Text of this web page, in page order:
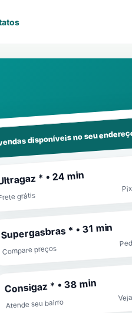
disponíveis no seu
* • 24 min
grátis
Supergasbras * • 31 min
Compare preços
Consigaz * • 38 min
Atende seu bairro